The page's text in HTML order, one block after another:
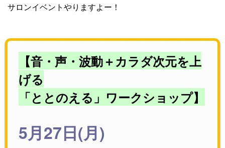
サロンイベントやりますよー！
【音・声・波動＋カラダ次元を上
げる
「ととのえる」ワークショップ】
5月27日(月)